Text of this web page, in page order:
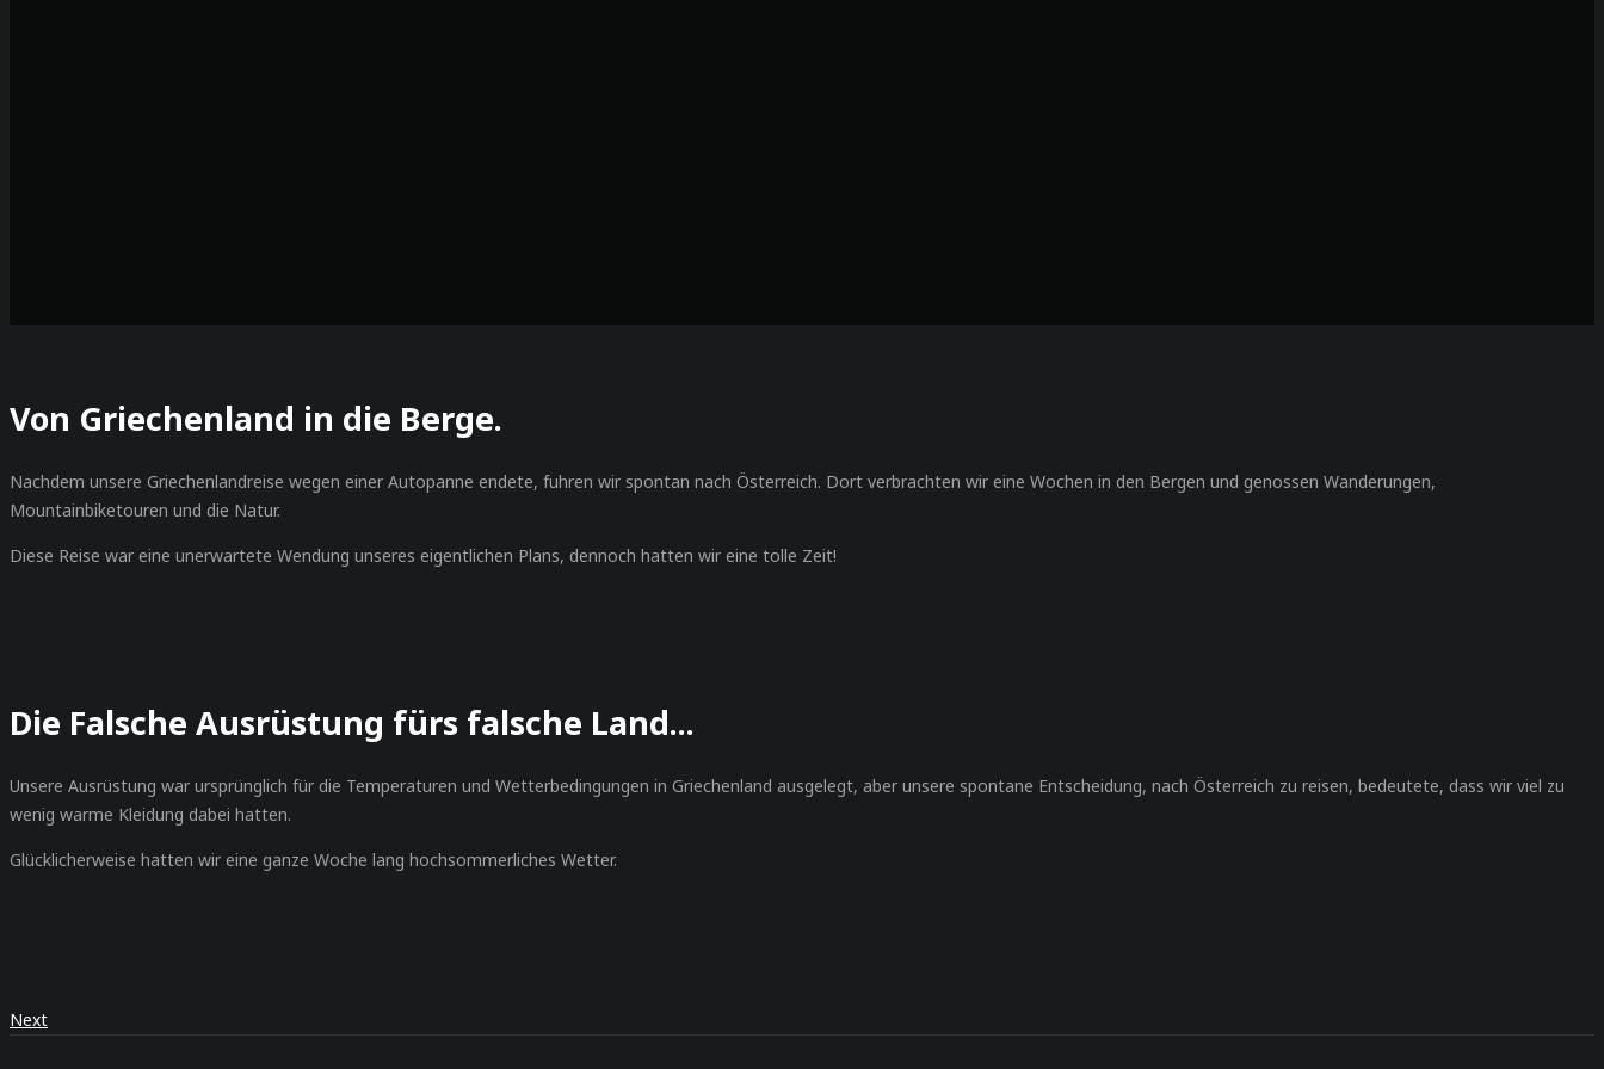
Von Griechenland in die Berge.
Nachdem unsere Griechenlandreise wegen einer Autopanne endete, fuhren wir spontan nach Österreich. Dort verbrachten wir eine Wochen in den Bergen und genossen Wanderungen,
Mountainbiketouren und die Natur.
Diese Reise war eine unerwartete Wendung unseres eigentlichen Plans, dennoch hatten wir eine tolle Zeit!
Die Falsche Ausrüstung fürs falsche Land...
Unsere Ausrüstung war ursprünglich für die Temperaturen und Wetterbedingungen in Griechenland ausgelegt, aber unsere spontane Entscheidung, nach Österreich zu reisen, bedeutete, dass wir viel zu
wenig warme Kleidung dabei hatten.
Glücklicherweise hatten wir eine ganze Woche lang hochsommerliches Wetter.
Next